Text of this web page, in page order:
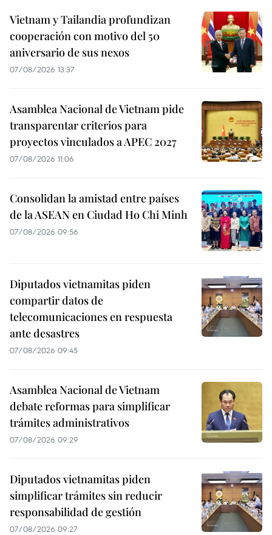
Vietnam y Tailandia profundizan
cooperación con motivo del 50
aniversario de sus nexos
07/08/2026 13:37
Asamblea Nacional de Vietnam pide
transparentar criterios para
proyectos vinculados a APEC 2027
07/08/2026 11:06
Consolidan la amistad entre países
de la ASEAN en Ciudad Ho Chi Minh
07/08/2026 09:56
Diputados vietnamitas piden
compartir datos de
telecomunicaciones en respuesta
ante desastres
07/08/2026 09:45
Asamblea Nacional de Vietnam
debate reformas para simplificar
trámites administrativos
07/08/2026 09:29
Diputados vietnamitas piden
simplificar trámites sin reducir
responsabilidad de gestión
07/08/2026 09:27